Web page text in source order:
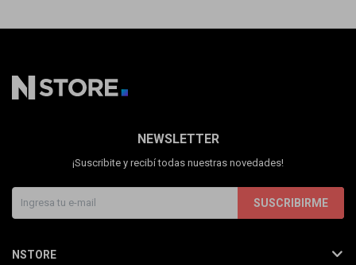
NEWSLETTER
¡Suscribite y recibí todas nuestras novedades!
SUSCRIBIRME
NSTORE